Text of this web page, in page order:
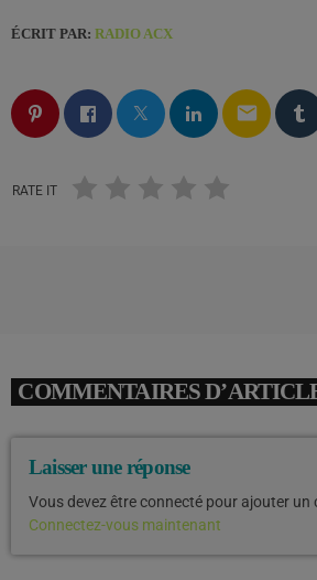
ÉCRIT PAR: RADIO ACX
email
RATE IT
COMMENTAIRES
Laisser une réponse
Vous devez être connecté pour ajouter un
Connectez-vous maintenant